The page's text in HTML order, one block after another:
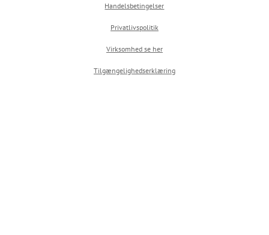
Handelsbetingelser
Privatlivspolitik
Virksomhed se her
Tilgængelighedserklæring